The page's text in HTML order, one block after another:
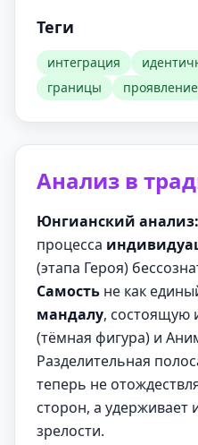
Теги
интеграция
границы
проявление
Анализ в
Юнгианский анализ:
процесса
(этапа Героя)
Самость не как
мандалу, состоящую
(тёмная фигура) и
Разделительная
теперь не
сторон, а удерживает
зрелости.